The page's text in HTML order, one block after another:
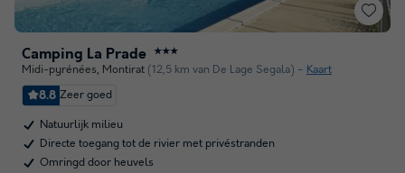
Camping La Prade ★★★
Midi-pyrénées, Montirat (12,5 km van De Lage Segala) Kaart
8.8 Zeer goed
Natuurlijk milieu
Directe toegang tot de rivier met privéstranden
Omringd door heuvels